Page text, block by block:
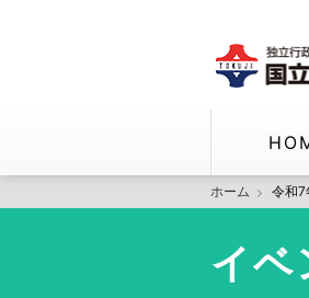
ホーム 令和7
イベ